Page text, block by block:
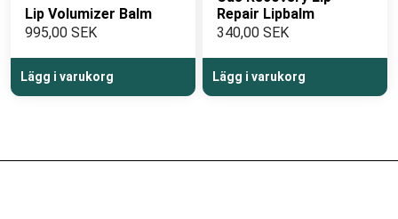
Lip Volumizer Balm
995,00 SEK
Lägg i varukorg
Repair Lipbalm
340,00 SEK
Lägg i varukorg